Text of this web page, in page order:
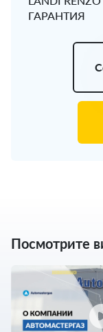
ГАРАНТИЯ
Посмотрите